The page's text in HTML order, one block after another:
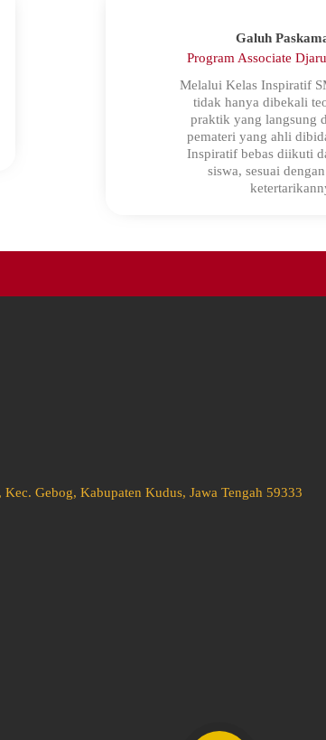
Galuh
Program Associate
Melalui Kelas Inspiratif
tidak hanya dibekali
praktik yang langsung
pemateri yang ahli
Inspiratif bebas diikuti
siswa, sesuai
Gebog, Kabupaten Kudus, Jawa Tengah 59333